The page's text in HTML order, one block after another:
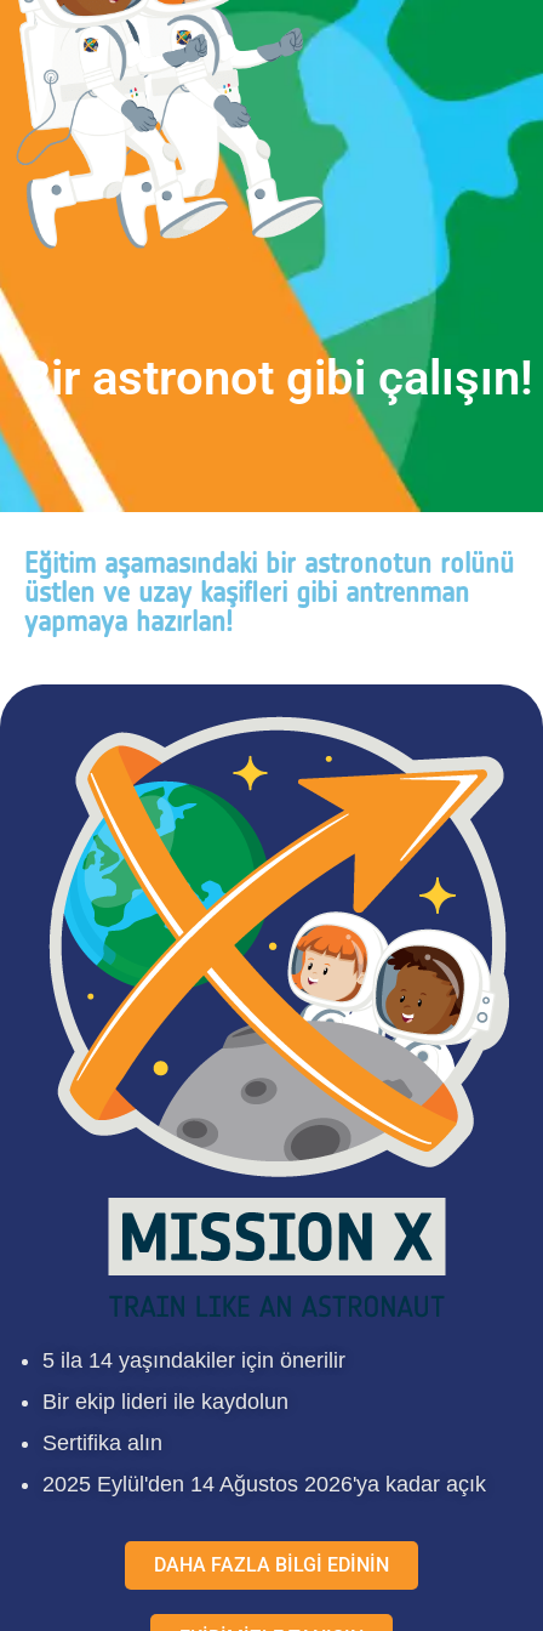
Bir astronot gibi ça ışın!
Eğitim aşamasındaki bir astronotun rolünü
üstlen ve uzay kaşifleri gibi antrenman
yapmaya hazırlan!
5 ila 14 yaşındakiler için önerilir
Bir ekip lideri ile kaydolun
Sertifika alın
2025 Eylül'den 14 Ağustos 2026'ya kadar açık
DAHA FAZLA BİLGİ EDİNİN